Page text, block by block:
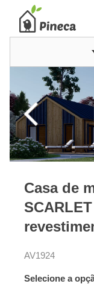
Casa de
AV1924
Selecione a